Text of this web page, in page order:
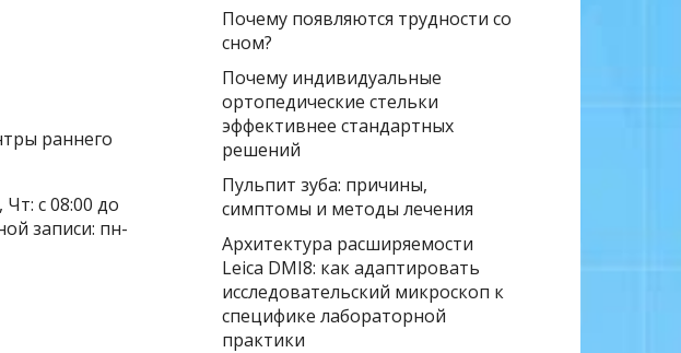
раннего
Чт: с 08:00 до
записи: пн-
Почему появляются трудности со
сном?
Почему индивидуальные
ортопедические стельки
эффективнее стандартных
решений
Пульпит зуба: причины,
симптомы и методы лечения
Архитектура расширяемости
Leica DMI8: как адаптировать
исследовательский микроскоп к
специфике лабораторной
практики